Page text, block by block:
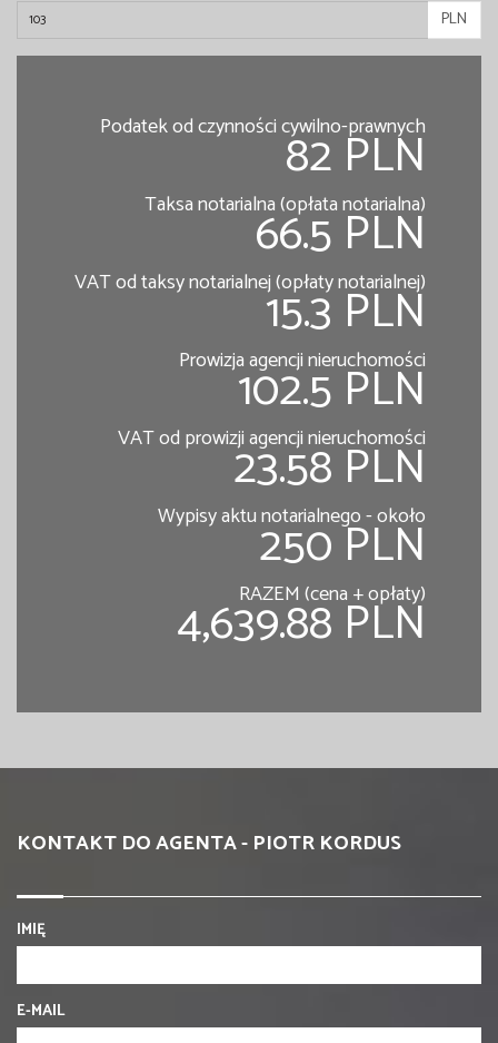
PLN
Podatek od czynności cywilno-prawnych
82 PLN
Taksa notarialna (opłata notarialna)
66.5 PLN
VAT od taksy notarialnej (opłaty notarialnej)
15.3 PLN
Prowizja agencji nieruchomości
102.5 PLN
VAT od prowizji agencji nieruchomości
23.58 PLN
Wypisy aktu notarialnego - około
250 PLN
RAZEM (cena + opłaty)
4,639.88 PLN
KONTAKT DO AGENTA - PIOTR KORDUS
IMIĘ
E-MAIL